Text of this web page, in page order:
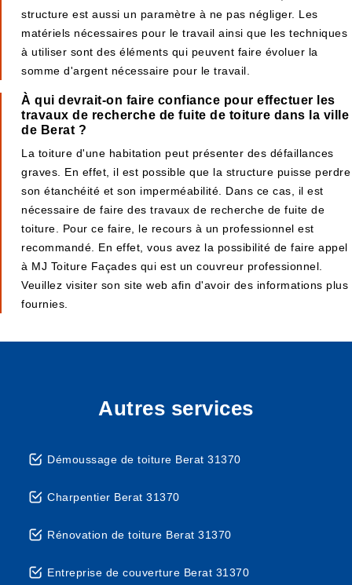
structure est aussi un paramètre à ne pas négliger. Les
matériels nécessaires pour le travail ainsi que les techniques
à utiliser sont des éléments qui peuvent faire évoluer la
somme d'argent nécessaire pour le travail.
À qui devrait-on faire confiance pour effectuer les
travaux de recherche de fuite de toiture dans la ville
de Berat ?
La toiture d'une habitation peut présenter des défaillances
graves. En effet, il est possible que la structure puisse perdre
son étanchéité et son imperméabilité. Dans ce cas, il est
nécessaire de faire des travaux de recherche de fuite de
toiture. Pour ce faire, le recours à un professionnel est
recommandé. En effet, vous avez la possibilité de faire appel
à MJ Toiture Façades qui est un couvreur professionnel.
Veuillez visiter son site web afin d'avoir des informations plus
fournies.
Autres services
Démoussage de toiture Berat 31370
Charpentier Berat 31370
Rénovation de toiture Berat 31370
Entreprise de couverture Berat 31370